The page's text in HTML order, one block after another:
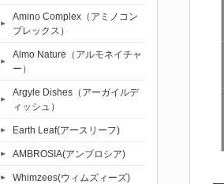
Amino Complex（アミノコン
プレックス）
Almo Nature（アルモネイチャ
ー）
Argyle Dishes（アーガイルデ
ィッシュ）
Earth Leaf(アースリーフ)
AMBROSIA(アンブロシア)
Whimzees(ウィムズィーズ)